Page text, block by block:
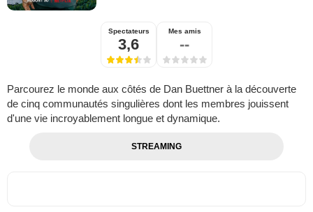
Spectateurs
3,6
Mes amis
--
Parcourez le monde aux côtés de Dan Buettner à la découverte
de cinq communautés singulières dont les membres jouissent
d'une vie incroyablement longue et dynamique.
STREAMING